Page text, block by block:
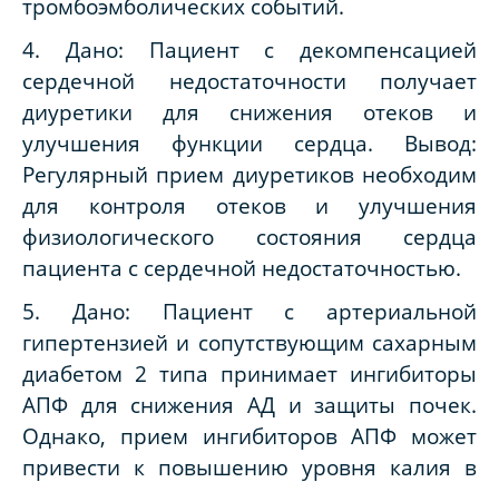
тромбоэмболических событий.
4. Дано: Пациент с декомпенсацией
сердечной недостаточности получает
диуретики для снижения отеков и
улучшения функции сердца. Вывод:
Регулярный прием диуретиков необходим
для контроля отеков и улучшения
физиологического состояния сердца
пациента с сердечной недостаточностью.
5. Дано: Пациент с артериальной
гипертензией и сопутствующим сахарным
диабетом 2 типа принимает ингибиторы
АПФ для снижения АД и защиты почек.
Однако, прием ингибиторов АПФ может
привести к повышению уровня калия в